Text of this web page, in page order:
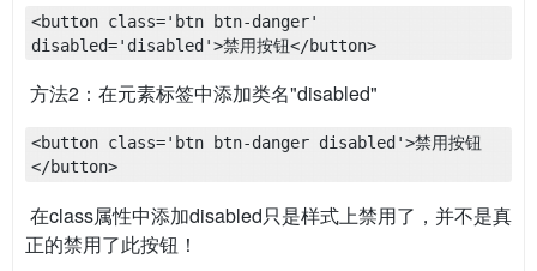
<button class='btn btn-danger'
disabled='disabled'>禁用按钮</button>
​ 方法2：在元素标签中添加类名"disabled"
<button class='btn btn-danger disabled'>禁用按钮
</button>
​ 在class属性中添加disabled只是样式上禁用了，并不是真
正的禁用了此按钮！